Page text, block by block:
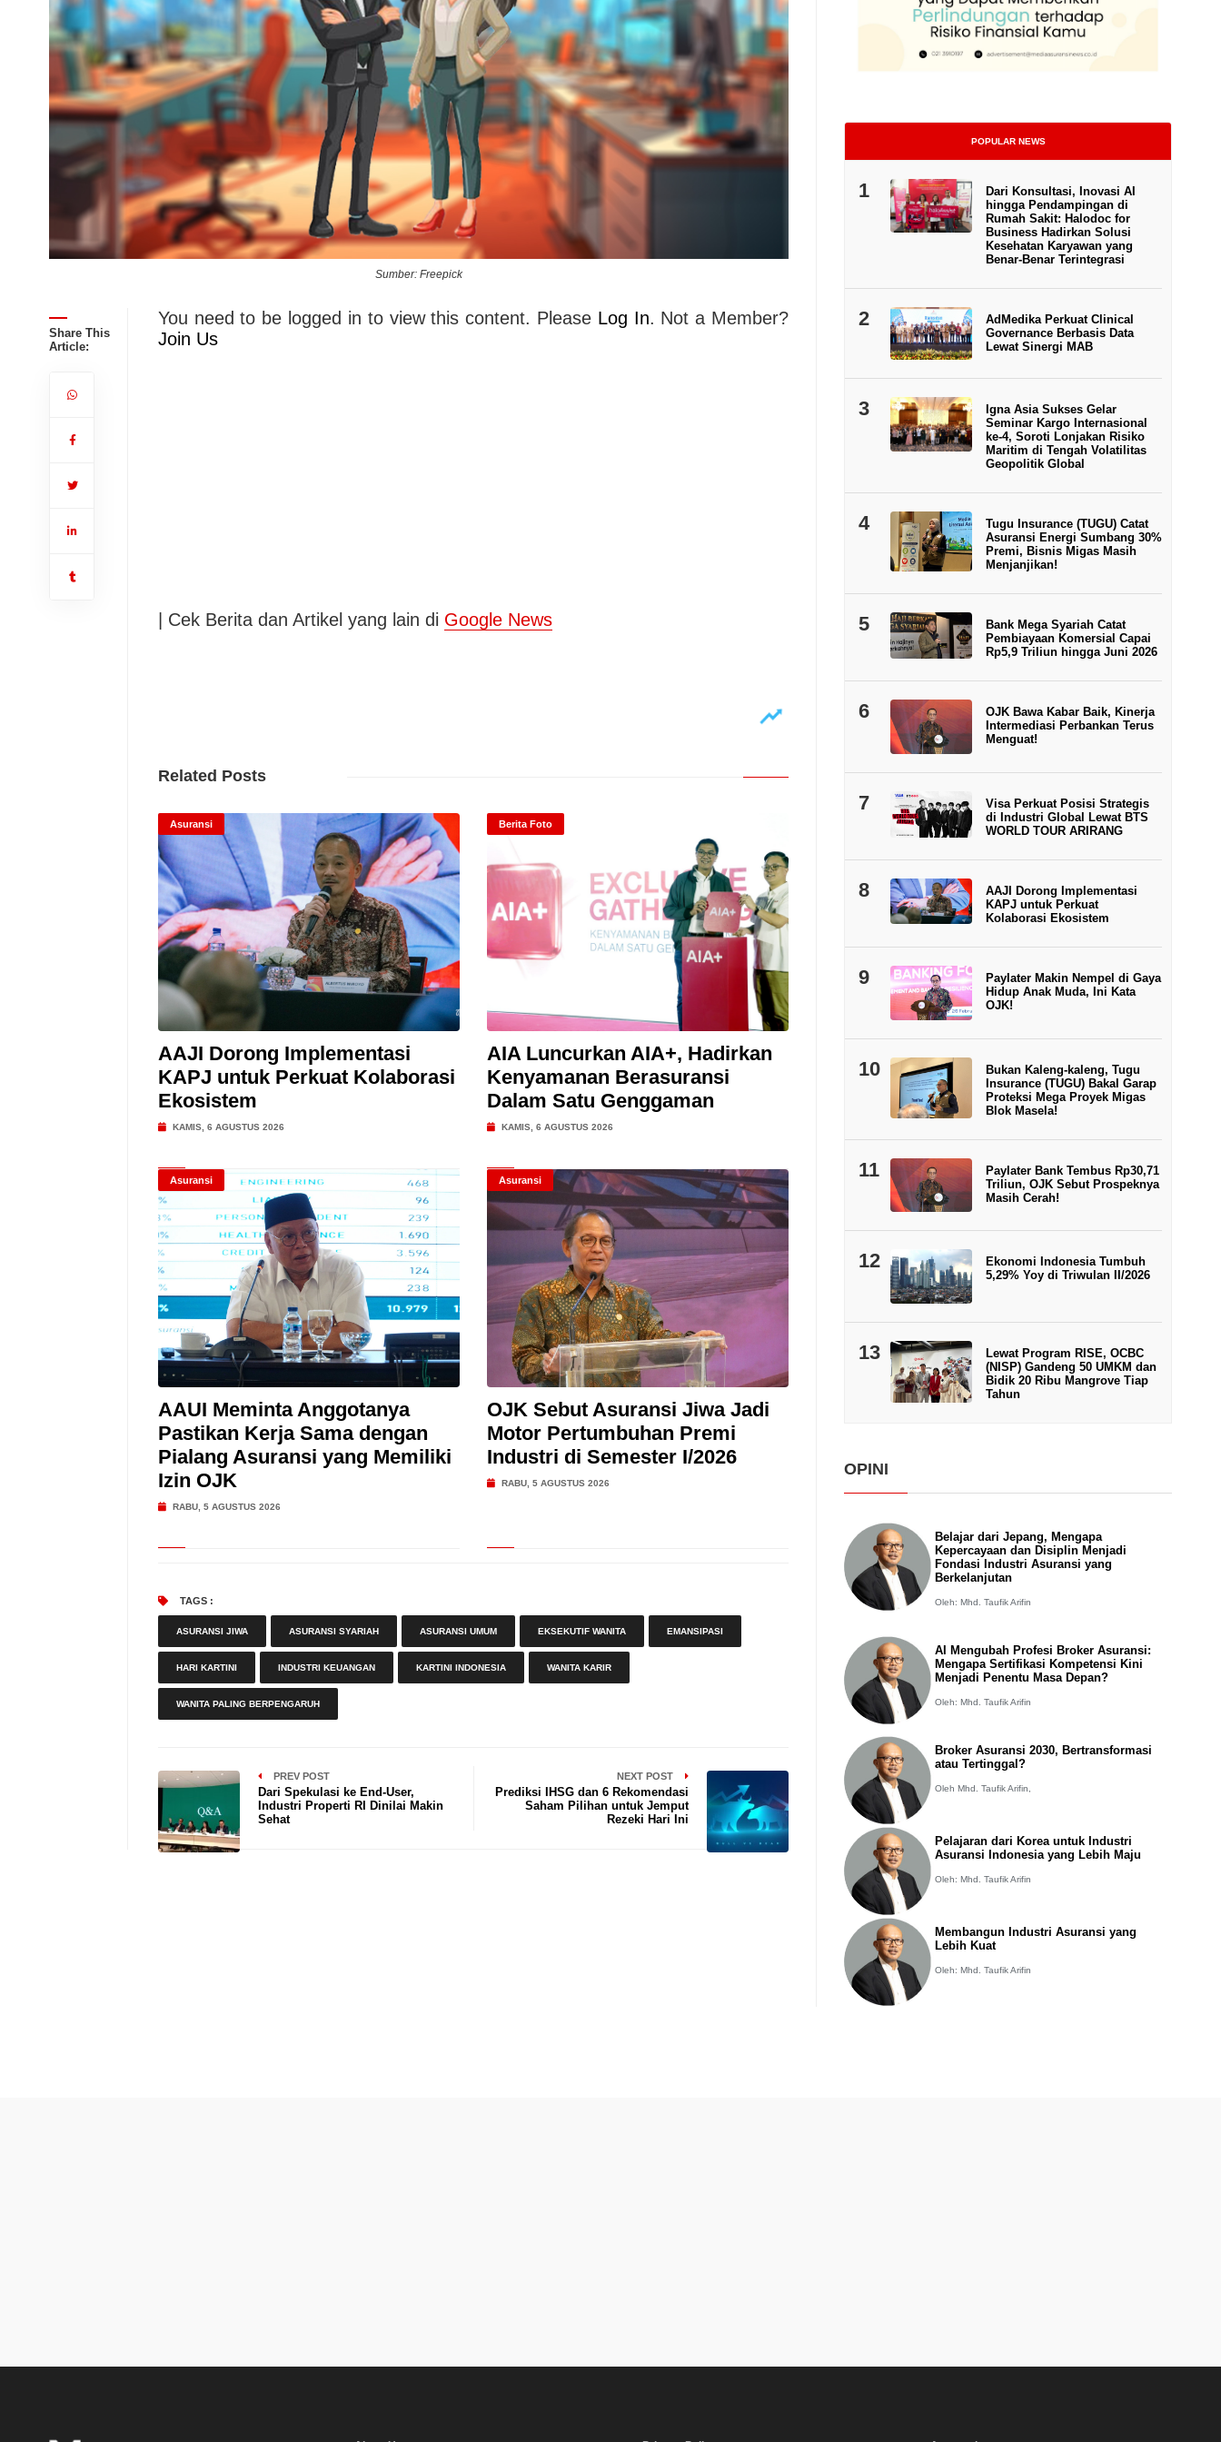
Sumber: Freepick
Share This
Article:
You need to be logged in to view this content. Please Log In. Not a Member?
Join Us
| Cek Berita dan Artikel yang lain di Google News
Related Posts
Asuransi
AAJI Dorong Implementasi
KAPJ untuk Perkuat Kolaborasi
Ekosistem
KAMIS, 6 AGUSTUS 2026
Berita Foto
AIA Luncurkan AIA+, Hadirkan
Kenyamanan Berasuransi
Dalam Satu Genggaman
KAMIS, 6 AGUSTUS 2026
Asuransi
AAUI Meminta Anggotanya
Pastikan Kerja Sama dengan
Pialang Asuransi yang Memiliki
Izin OJK
RABU, 5 AGUSTUS 2026
Asuransi
OJK Sebut Asuransi Jiwa Jadi
Motor Pertumbuhan Premi
Industri di Semester I/2026
RABU, 5 AGUSTUS 2026
TAGS :
ASURANSI JIWA ASURANSI SYARIAH ASURANSI UMUM EKSEKUTIF WANITA EMANSIPASI
HARI KARTINI INDUSTRI KEUANGAN KARTINI INDONESIA WANITA KARIR
WANITA PALING BERPENGARUH
PREV POST
Dari Spekulasi ke End-User,
Industri Properti RI Dinilai Makin
Sehat
NEXT POST
Prediksi IHSG dan 6 Rekomendasi
Saham Pilihan untuk Jemput
Rezeki Hari Ini
POPULAR NEWS
1
Dari Konsultasi, Inovasi AI
hingga Pendampingan di
Rumah Sakit: Halodoc for
Business Hadirkan Solusi
Kesehatan Karyawan yang
Benar-Benar Terintegrasi
2
AdMedika Perkuat Clinical
Governance Berbasis Data
Lewat Sinergi MAB
3
Igna Asia Sukses Gelar
Seminar Kargo Internasional
ke-4, Soroti Lonjakan Risiko
Maritim di Tengah Volatilitas
Geopolitik Global
4
Tugu Insurance (TUGU) Catat
Asuransi Energi Sumbang 30%
Premi, Bisnis Migas Masih
Menjanjikan!
5
Bank Mega Syariah Catat
Pembiayaan Komersial Capai
Rp5,9 Triliun hingga Juni 2026
6
OJK Bawa Kabar Baik, Kinerja
Intermediasi Perbankan Terus
Menguat!
7
Visa Perkuat Posisi Strategis
di Industri Global Lewat BTS
WORLD TOUR ARIRANG
8
AAJI Dorong Implementasi
KAPJ untuk Perkuat
Kolaborasi Ekosistem
9
Paylater Makin Nempel di Gaya
Hidup Anak Muda, Ini Kata
OJK!
10
Bukan Kaleng-kaleng, Tugu
Insurance (TUGU) Bakal Garap
Proteksi Mega Proyek Migas
Blok Masela!
11
Paylater Bank Tembus Rp30,71
Triliun, OJK Sebut Prospeknya
Masih Cerah!
12
Ekonomi Indonesia Tumbuh
5,29% Yoy di Triwulan II/2026
13
Lewat Program RISE, OCBC
(NISP) Gandeng 50 UMKM dan
Bidik 20 Ribu Mangrove Tiap
Tahun
OPINI
Belajar dari Jepang, Mengapa
Kepercayaan dan Disiplin Menjadi
Fondasi Industri Asuransi yang
Berkelanjutan
Oleh: Mhd. Taufik Arifin
AI Mengubah Profesi Broker Asuransi:
Mengapa Sertifikasi Kompetensi Kini
Menjadi Penentu Masa Depan?
Oleh: Mhd. Taufik Arifin
Broker Asuransi 2030, Bertransformasi
atau Tertinggal?
Oleh Mhd. Taufik Arifin,
Pelajaran dari Korea untuk Industri
Asuransi Indonesia yang Lebih Maju
Oleh: Mhd. Taufik Arifin
Membangun Industri Asuransi yang
Lebih Kuat
Oleh: Mhd. Taufik Arifin